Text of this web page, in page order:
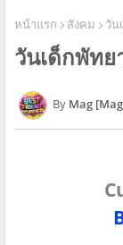
หน้าแรก สังคม วัน
วันเด็กพัท
Mag